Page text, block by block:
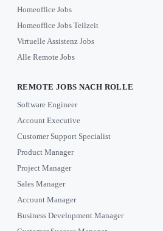
Homeoffice Jobs
Homeoffice Jobs Teilzeit
Virtuelle Assistenz Jobs
Alle Remote Jobs
REMOTE JOBS NACH ROLLE
Software Engineer
Account Executive
Customer Support Specialist
Product Manager
Project Manager
Sales Manager
Account Manager
Business Development Manager